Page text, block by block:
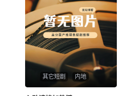
其它短剧 内地